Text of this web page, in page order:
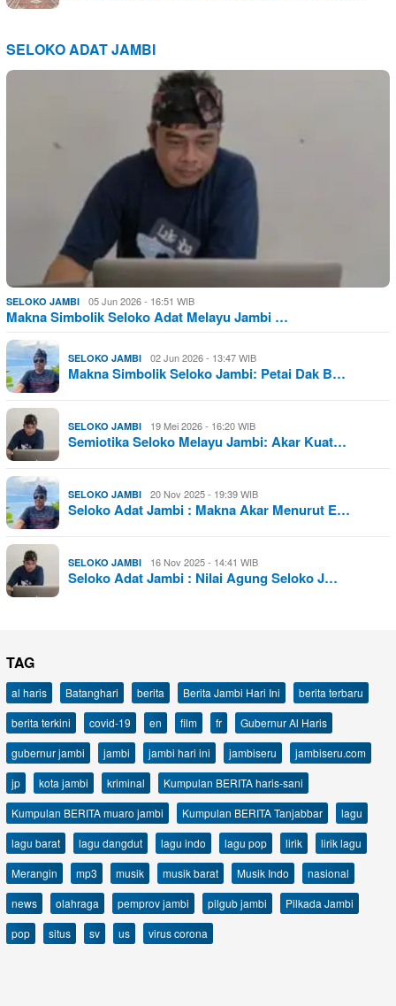
SELOKO ADAT JAMBI
SELOKO JAMBI 05 Jun 2026 - 16:51 WIB
Makna Simbolik Seloko Adat Melayu Jambi …
SELOKO JAMBI 02 Jun 2026 - 13:47 WIB
Makna Simbolik Seloko Jambi: Petai Dak B…
SELOKO JAMBI 19 Mei 2026 - 16:20 WIB
Semiotika Seloko Melayu Jambi: Akar Kuat…
SELOKO JAMBI 20 Nov 2025 - 19:39 WIB
Seloko Adat Jambi : Makna Akar Menurut E…
SELOKO JAMBI 16 Nov 2025 - 14:41 WIB
Seloko Adat Jambi : Nilai Agung Seloko J…
TAG
al haris Batanghari berita Berita Jambi Hari Ini
berita terbaru
berita terkini
covid-19 en film fr
Gubernur Al Haris
gubernur jambi
jambi jambi hari ini jambiseru
jambiseru.com
jp
kota jambi kriminal
Kumpulan BERITA haris-sani
Kumpulan BERITA muaro jambi
Kumpulan BERITA Tanjabbar
lagu
lagu barat
lagu dangdut lagu indo lagu pop lirik
lirik lagu
Merangin
mp3 musik musik barat Musik Indo
nasional
news
olahraga pemprov jambi pilgub jambi
Pilkada Jambi
pop
situs sv us virus corona